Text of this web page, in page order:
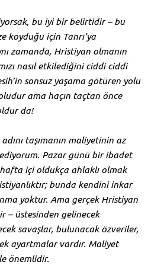
bu iyi bir belirtidir – bu
koyduğu için Tanrı’ya
zamanda, Hristiyan olmanın
nasıl etkilediğini ciddi ciddi
sonsuz yaşama götüren yolu
ama haçın taçtan önce
da!
taşımanın maliyetinin az
Pazar günü bir ibadet
içi oldukça ahlaklı olmak
bunda kendini inkar
yoktur. Ama gerçek Hristiyan
– üstesinden gelinecek
savaşlar, bulunacak özveriler,
ayartmalar vardır. Maliyet
önemlidir.